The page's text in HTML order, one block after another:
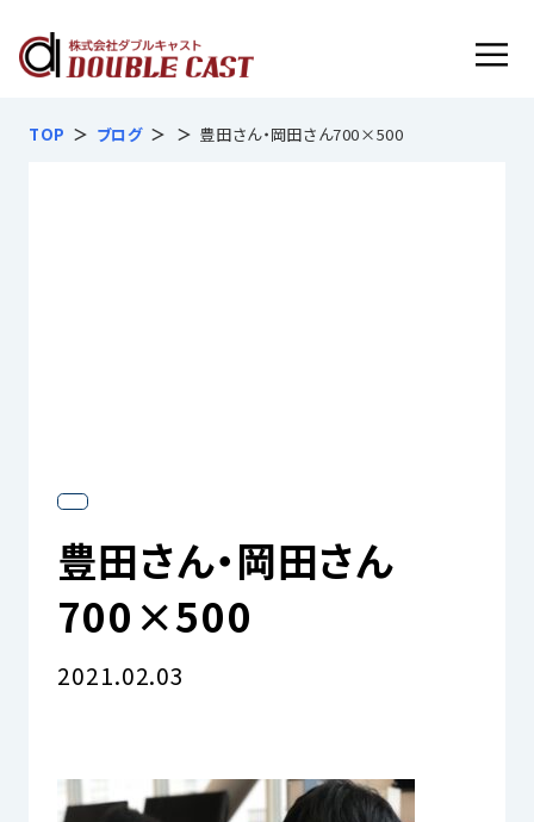
TOP ブログ 豊田さん・岡田さん700×500
豊田さん・岡田さん
700×500
2021.02.03
資料請求をする
お電話でのお問い合わせ